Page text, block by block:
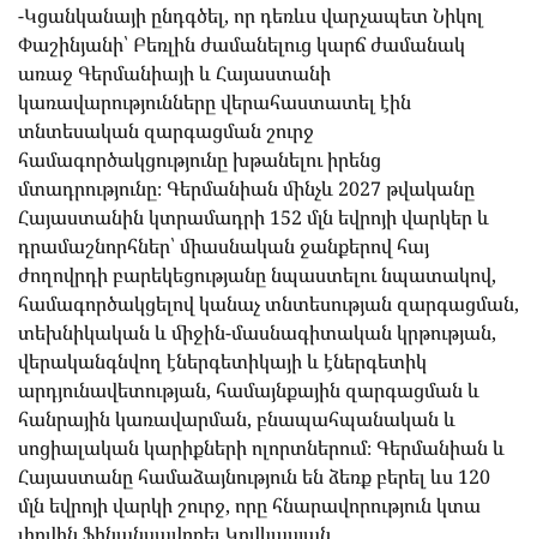
-Կցանկանայի ընդգծել, որ դեռևս վարչապետ Նիկոլ
Փաշինյանի՝ Բեռլին ժամանելուց կարճ ժամանակ
առաջ Գերմանիայի և Հայաստանի
կառավարությունները վերահաստատել էին
տնտեսական զարգացման շուրջ
համագործակցությունը խթանելու իրենց
մտադրությունը։ Գերմանիան մինչև 2027 թվականը
Հայաստանին կտրամադրի 152 մլն եվրոյի վարկեր և
դրամաշնորհներ՝ միասնական ջանքերով հայ
ժողովրդի բարեկեցությանը նպաստելու նպատակով,
համագործակցելով կանաչ տնտեսության զարգացման,
տեխնիկական և միջին-մասնագիտական կրթության,
վերականգնվող էներգետիկայի և էներգետիկ
արդյունավետության, համայնքային զարգացման և
հանրային կառավարման, բնապահպանական և
սոցիալական կարիքների ոլորտներում։ Գերմանիան և
Հայաստանը համաձայնություն են ձեռք բերել ևս 120
մլն եվրոյի վարկի շուրջ, որը հնարավորություն կտա